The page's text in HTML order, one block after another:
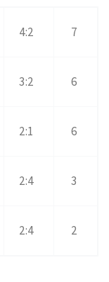
4:2 7
3:2 6
2:1 6
2:4 3
2:4 2